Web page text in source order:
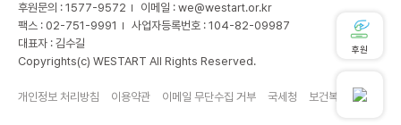
후원문의 : 1577-9572
이메일 : we@westart.or.kr
팩스 : 02-751-9991
사업자등록번호 : 104-82-09987
대표자 : 김수길
Copyrights(c) WESTART All Rights Reserved.
개인정보 처리방침 이용약관 이메일 무단수집 거부 국세청 보건복지부
후원